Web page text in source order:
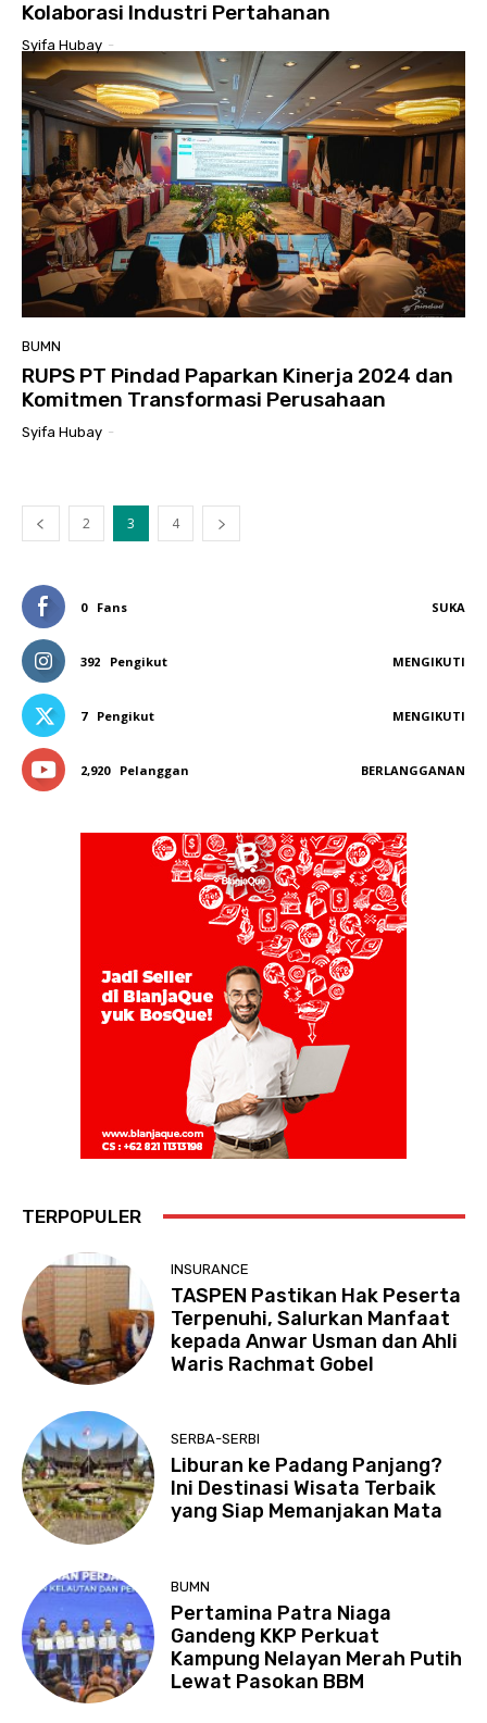
Kolaborasi Industri Pertahanan
Syifa Hubay -
BUMN
RUPS PT Pindad Paparkan Kinerja 2024 dan
Komitmen Transformasi Perusahaan
Syifa Hubay -
2 3 4
0 Fans SUKA
392 Pengikut MENGIKUTI
7 Pengikut MENGIKUTI
2,920 Pelanggan BERLANGGANAN
TERPOPULER
INSURANCE
TASPEN Pastikan Hak Peserta
Terpenuhi, Salurkan Manfaat
kepada Anwar Usman dan Ahli
Waris Rachmat Gobel
SERBA-SERBI
Liburan ke Padang Panjang?
Ini Destinasi Wisata Terbaik
yang Siap Memanjakan Mata
BUMN
Pertamina Patra Niaga
Gandeng KKP Perkuat
Kampung Nelayan Merah Putih
Lewat Pasokan BBM